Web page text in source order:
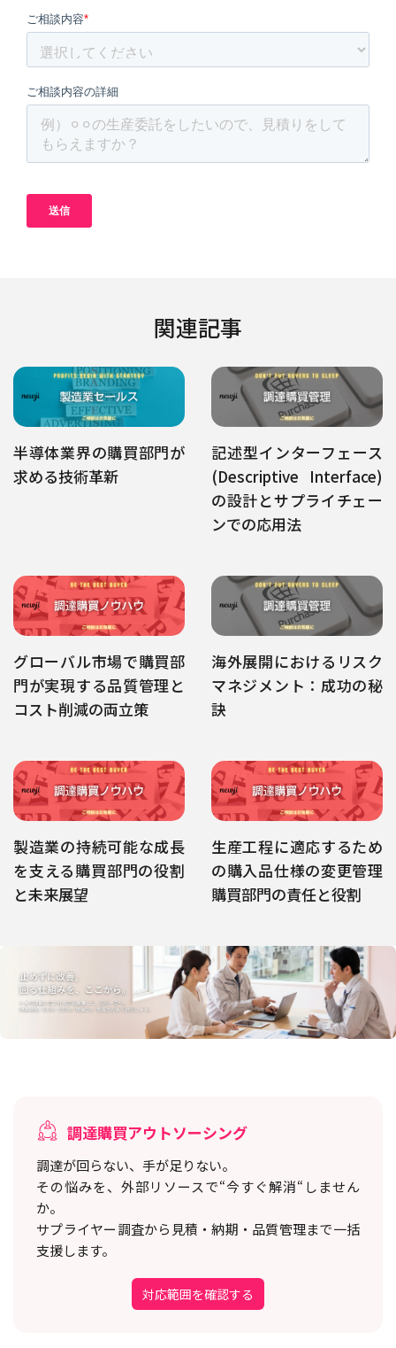
関連記事
半導体業界の購買部門が
求める技術革新
記述型インターフェース
(Descriptive Interface)
の設計とサプライチェー
ンでの応用法
グローバル市場で購買部
門が実現する品質管理と
コスト削減の両立策
海外展開におけるリスク
マネジメント：成功の秘
訣
製造業の持続可能な成長
を支える購買部門の役割
と未来展望
生産工程に適応するため
の購入品仕様の変更管理
購買部門の責任と役割
調達購買アウトソーシング
調達が回らない、手が足りない。
その悩みを、外部リソースで“今すぐ解消“しません
か。
サプライヤー調査から見積・納期・品質管理まで一括
支援します。
対応範囲を確認する